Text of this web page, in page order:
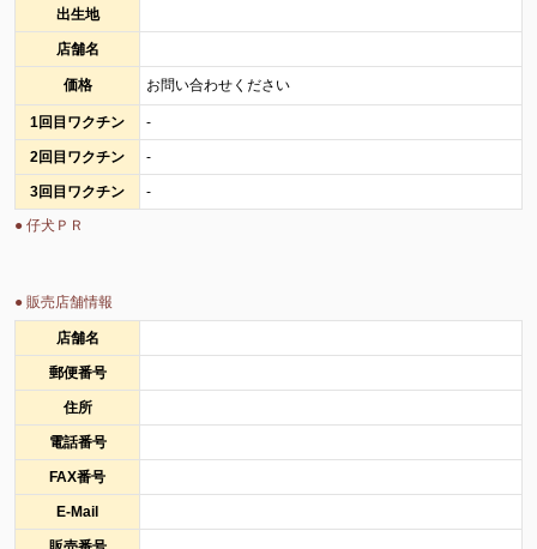
出生地
店舗名
価格 お問い合わせください
1回目ワクチン -
2回目ワクチン -
3回目ワクチン
-
● 仔犬ＰＲ
● 販売店舗情報
店舗名
郵便番号
住所
電話番号
FAX番号
E-Mail